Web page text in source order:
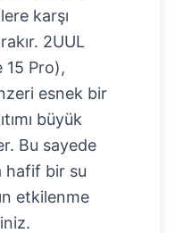
karşı
2UUL
15 Pro),
esnek bir
büyük
Bu sayede
hafif bir su
etkilenme